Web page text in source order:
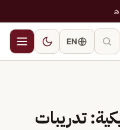
EN
تدريبات